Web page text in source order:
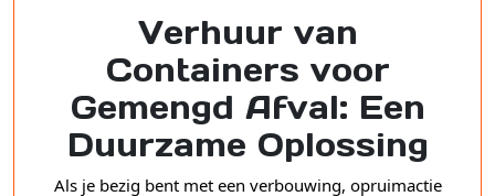
Verhuur van
Containers voor
Gemengd Afval: Een
Duurzame Oplossing
Als je bezig bent met een verbouwing, opruimactie